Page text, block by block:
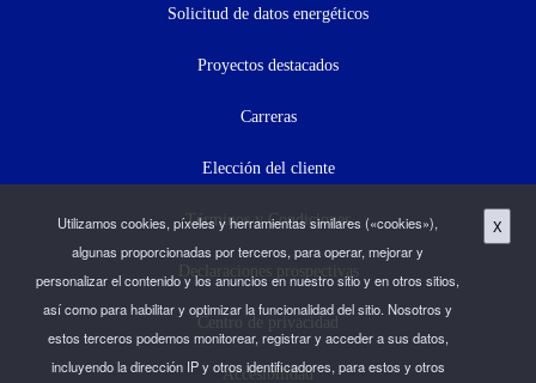
Utilizamos cookies, píxeles y herramientas similares («cookies»),
algunas proporcionadas por terceros, para operar, mejorar y
personalizar el contenido y los anuncios en nuestro sitio y en otros sitios,
así como para habilitar y optimizar la funcionalidad del sitio. Nosotros y
estos terceros podemos monitorear, registrar y acceder a sus datos,
incluyendo la dirección IP y otros identificadores, para estos y otros
X
Solicitud de datos energéticos
Proyectos destacados
Carreras
Elección del cliente
Términos y Condiciones
Declaraciones prospectivas
Centro de privacidad
Accesibilidad